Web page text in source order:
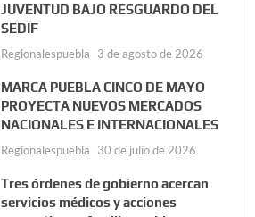
JUVENTUD BAJO RESGUARDO DEL
SEDIF
Regionalespuebla 3 de agosto de 2026
MARCA PUEBLA CINCO DE MAYO
PROYECTA NUEVOS MERCADOS
NACIONALES E INTERNACIONALES
Regionalespuebla 30 de julio de 2026
Tres órdenes de gobierno acercan
servicios médicos y acciones